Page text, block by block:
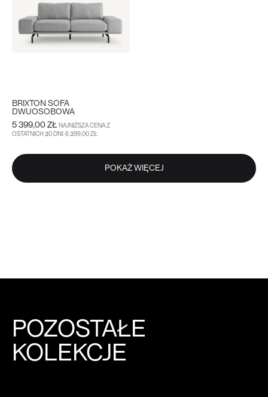
BRIXTON SOFA
DWUOSOBOWA
5 399,00 ZŁ NAJNIŻSZA CENA Z
OSTATNICH 30 DNI: 6 399,00 ZŁ
POKAŻ WIĘCEJ
POZOSTAŁE
KOLEKCJE